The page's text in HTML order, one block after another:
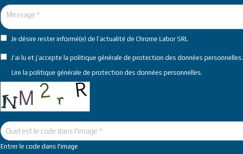
Je désire rester informé(e) de l’actualité de Chrome Labor SRL
J’ai lu et j’accepte la politique générale de protection des données personnelles.
Lire lapolitique générale de protection des données personnelles.
Entrer le code dans l'image